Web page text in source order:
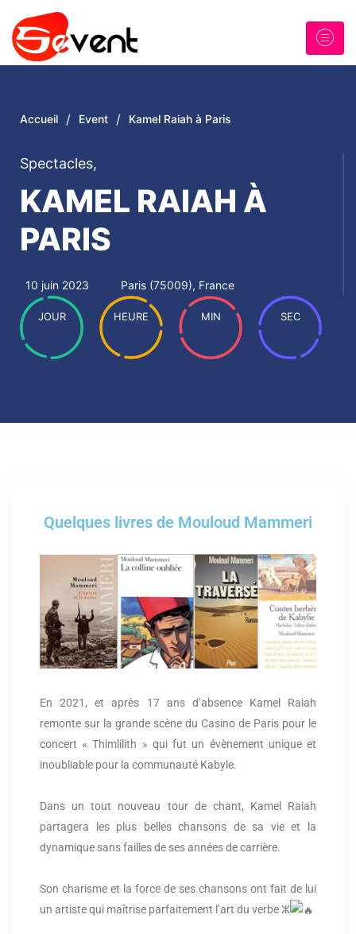
Accueil / Event / Kamel Raiah à Paris
Spectacles,
KAMEL RAIAH À
PARIS
10 juin 2023 Paris (75009), France
JOUR HEURE MIN SEC
Quelques livres de Mouloud Mammeri
En 2021, et après 17 ans d’absence Kamel Raiah
remonte sur la grande scène du Casino de Paris pour le
concert « Thimlilith » qui fut un évènement unique et
inoubliable pour la communauté Kabyle.
Dans un tout nouveau tour de chant, Kamel Raiah
partagera les plus belles chansons de sa vie et la
dynamique sans failles de ses années de carrière.
Son charisme et la force de ses chansons ont fait de lui
un artiste qui maîtrise parfaitement l’art du verbe ⵣ